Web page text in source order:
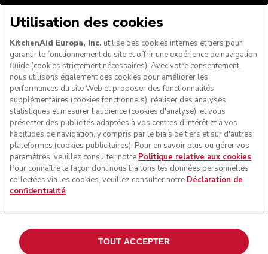
NOUS ACCEPTONS
SUIVEZ-NOUS
forme du robot pâtissier multifonction sont des marques
commerciales aux États-Unis et ailleurs.
Utilisation des cookies
KitchenAid Europa, Inc. utilise des cookies internes et tiers pour
garantir le fonctionnement du site et offrir une expérience de navigation
fluide (cookies strictement nécessaires). Avec votre consentement,
nous utilisons également des cookies pour améliorer les
performances du site Web et proposer des fonctionnalités
supplémentaires (cookies fonctionnels), réaliser des analyses
statistiques et mesurer l'audience (cookies d'analyse), et vous
présenter des publicités adaptées à vos centres d'intérêt et à vos
habitudes de navigation, y compris par le biais de tiers et sur d'autres
plateformes (cookies publicitaires). Pour en savoir plus ou gérer vos
paramètres, veuillez consulter notre Politique relative aux cookies.
Pour connaître la façon dont nous traitons les données personnelles
collectées via les cookies, veuillez consulter notre Déclaration de
confidentialité.
TOUT ACCEPTER